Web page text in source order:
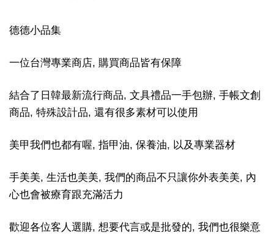
德德小品集
一位台灣專業商店, 購買商品皆有保障
結合了日韓最新流行商品, 文具禮品一手包辦, 手帳文創
商品, 特殊設計品, 還有很多素材可以使用
美甲我們也都有喔, 指甲油, 保養油, 以及專業器材
手美美, 生活也美美, 我們的商品不只讓你外表美美, 內
心也會被療育跟充滿活力
歡迎各位客人選購, 想要代言或是批發的, 我們也很樂意